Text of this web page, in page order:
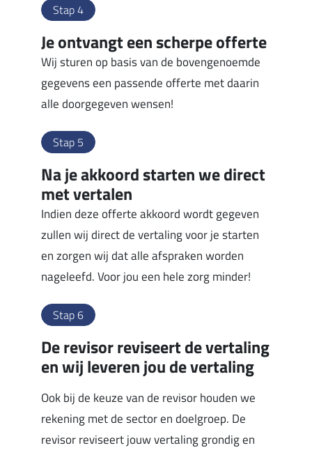
Stap 4
Je ontvangt een scherpe offerte
Wij sturen op basis van de bovengenoemde
gegevens een passende offerte met daarin
alle doorgegeven wensen!
Stap 5
Na je akkoord starten we direct
met vertalen
Indien deze offerte akkoord wordt gegeven
zullen wij direct de vertaling voor je starten
en zorgen wij dat alle afspraken worden
nageleefd. Voor jou een hele zorg minder!
Stap 6
De revisor reviseert de vertaling
en wij leveren jou de vertaling
Ook bij de keuze van de revisor houden we
rekening met de sector en doelgroep. De
revisor reviseert jouw vertaling grondig en